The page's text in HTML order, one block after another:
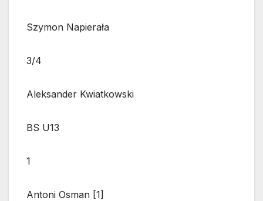
Szymon Napierała
3/4
Aleksander Kwiatkowski
BS U13
1
Antoni Osman [1]